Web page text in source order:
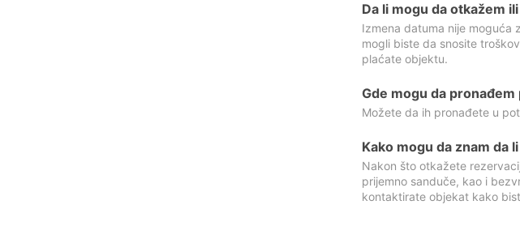
Da li mogu da otkažem
Izmena datuma nije moguća
mogli biste da snosite
plaćate objektu.
Gde mogu da
Možete da ih pronađete u
Kako mogu da znam da
Nakon što otkažete
prijemno sanduče, kao i
kontaktirate objekat kako